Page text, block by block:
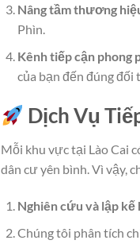
Nâng tầm thương
Phìn.
Kênh tiếp cận phong
của bạn đến đúng đối
Dịch Vụ
Mỗi khu vực tại Lào Cai
dân cư yên bình. Vì vậy,
Nghiên cứu và lập kế
Chúng tôi phân tích